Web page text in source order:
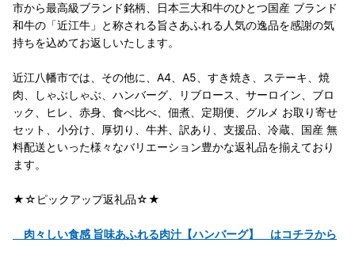
市から最高級ブランド銘柄、日本三大和牛のひとつ国産 ブランド
和牛の「近江牛」と称される旨さあふれる人気の逸品を感謝の気
持ちを込めてお返しいたします。
近江八幡市では、その他に、A4、A5、すき焼き、ステーキ、焼
肉、しゃぶしゃぶ、ハンバーグ、リブロース、サーロイン、ブロ
ック、ヒレ、赤身、食べ比べ、佃煮、定期便、グルメ お取り寄せ
セット、小分け、厚切り、牛丼、訳あり、支援品、冷蔵、国産 無
料配送といった様々なバリエーション豊かな返礼品を揃えており
ます。
★☆ピックアップ返礼品☆★
肉々しい食感 旨味あふれる肉汁【ハンバーグ】 はコチラから